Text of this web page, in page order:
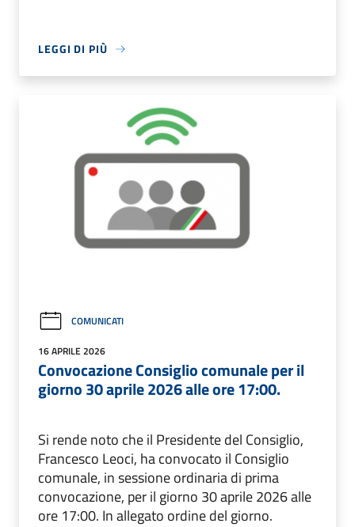
LEGGI DI PIÙ
COMUNICATI
16 APRILE 2026
Convocazione Consiglio comunale per il
giorno 30 aprile 2026 alle ore 17:00.
Si rende noto che il Presidente del Consiglio,
Francesco Leoci, ha convocato il Consiglio
comunale, in sessione ordinaria di prima
convocazione, per il giorno 30 aprile 2026 alle
ore 17:00. In allegato ordine del giorno.